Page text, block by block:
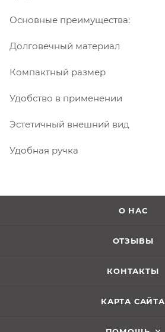
Основные преимущества:
Долговечный материал
Компактный размер
Удобство в применении
Эстетичный внешний вид
Удобная ручка
О НАС
ОТЗЫВЫ
КОНТАКТЫ
КАРТА САЙТА